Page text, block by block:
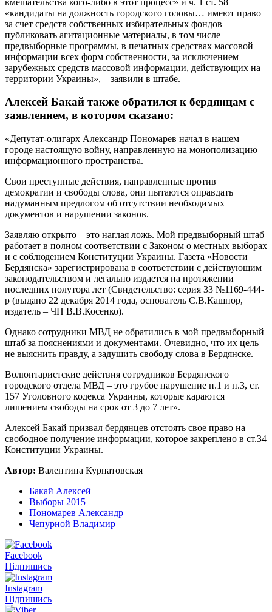
«кандидаты на должность городского головы… имеют право
за счет средств собственных избирательных фондов
публиковать агитационные материалы, в том числе
предвыборные программы, в печатных средствах массовой
информации всех форм собственности, за исключением
зарубежных средств массовой информации, действующих на
территории Украины», – заявили в штабе.
Алексей Бакай также обратился к бердянцам с
заявлением, в котором сказано:
«Депутат-олигарх Александр Пономарев начал в нашем
городе настоящую войну, направленную на монополизацию
информационного пространства.
Свои преступные действия, направленные против
демократии и свободы слова, они пытаются оправдать
надуманным предлогом об отсутствии необходимых
документов и нарушении законов.
Заявляю открыто – это наглая ложь. Мой предвыборный штаб
работает в полном соответствии с Законом о местных выборах
и с соблюдением Конституции Украины. Газета «Новости
Бердянска» зарегистрирована в соответствии с действующим
законодательством и легально издается на протяжении
последних полутора лет (Свидетельство: серия 33 №1169-444-
р (выдано 22 декабря 2014 года, основатель С.В.Кашпор,
издатель – ЧП В.В.Косенко).
Однако сотрудники МВД не обратились в мой предвыборный
штаб за пояснениями и документами. Очевидно, что их цель –
не выяснить правду, а задушить свободу слова в Бердянске.
Волюнтаристские действия сотрудников Бердянского
городского отдела МВД – это грубое нарушение п.1 и п.3, ст.
157 Уголовного кодекса Украины, которые караются
лишением свободы на срок от 3 до 7 лет».
Алексей Бакай призвал бердянцев отстоять свое право на
свободное получение информации, которое закреплено в ст.34
Конституции Украины.
Автор: Валентина Курнатовская
Бакай Алексей
Выборы 2015
Пономарев Александр
Чепурной Владимир
Facebook
Підпишись
Instagram
Підпишись